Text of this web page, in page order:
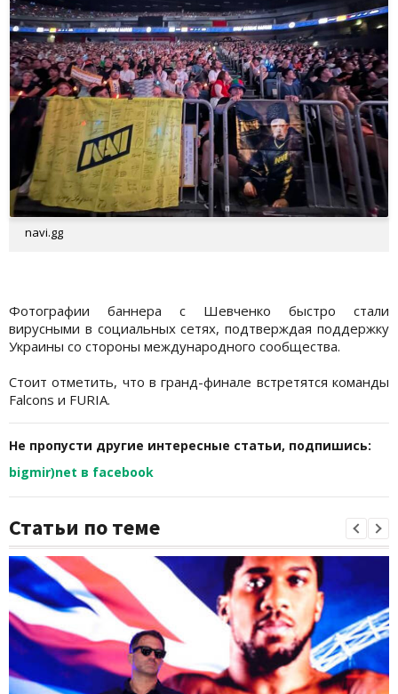
navi.gg
Фотографии баннера с Шевченко быстро стали
вирусными в социальных сетях, подтверждая поддержку
Украины со стороны международного сообщества.
Стоит отметить, что в гранд-финале встретятся команды
Falcons и FURIA.
Не пропусти другие интересные статьи, подпишись:
bigmir)net в facebook
Статьи по теме